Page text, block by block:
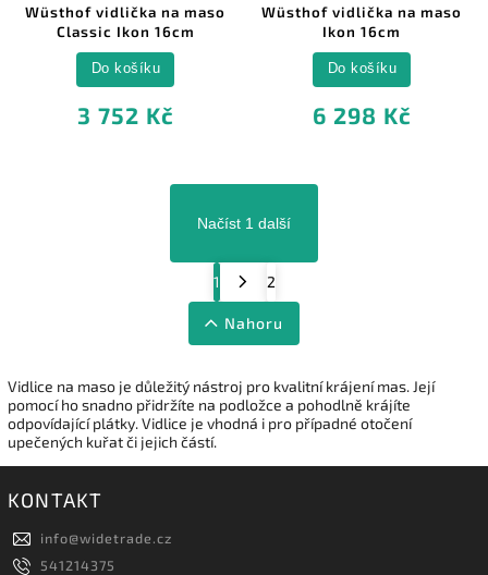
Wüsthof vidlička na maso
Classic Ikon 16cm
3 752 Kč
Do košíku
Wüsthof vidlička na maso
Ikon 16cm
6 298 Kč
Do košíku
Načíst 1 další
1 2
Nahoru
Vidlice na maso je důležitý nástroj pro kvalitní krájení mas. Její
pomocí ho snadno přidržíte na podložce a pohodlně krájíte
odpovídající plátky. Vidlice je vhodná i pro případné otočení
upečených kuřat či jejich částí.
KONTAKT
info@widetrade.cz
541214375